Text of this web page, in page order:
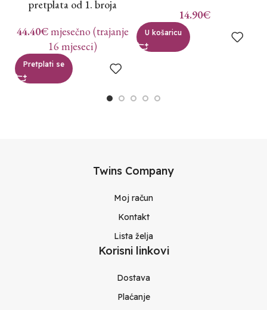
pretplata od 1. broja
44.40€mjesečno (trajanje
16 mjeseci)
Pretplati se
14.90€
U košaricu
Twins Company
Moj račun
Kontakt
Lista želja
Korisni linkovi
Dostava
Plaćanje